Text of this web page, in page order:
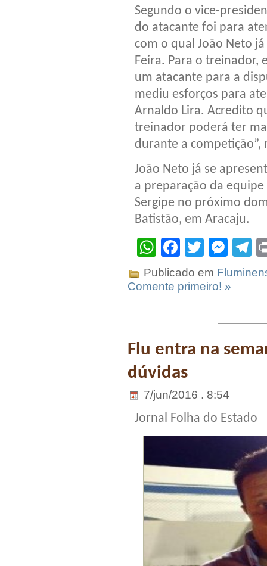
Segundo o vice-
do atacante foi para
com o qual João Neto
Feira. Para o treinador,
um atacante para a
mediu esforços para
Arnaldo Lira. Acredito
treinador poderá ter
durante a competição”,
João Neto já se
a preparação da
Sergipe no próximo
Batistão, em Aracaju.
WhatsApp
Facebook
Twitter
Publicado em
Comente primeiro! »
Flu entra na
dúvidas
7/jun/2016 . 8:54
Jornal Folha do Estado